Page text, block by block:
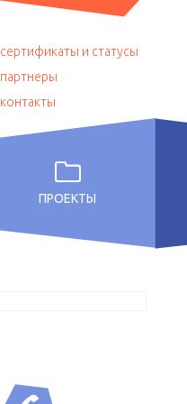
сертификаты и статусы
партнеры
контакты
ПРОЕКТЫ